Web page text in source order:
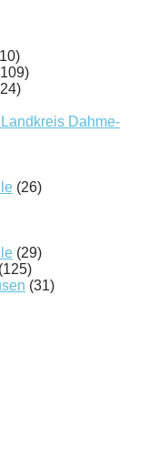
Dahme-
(26)
(29)
(125)
(31)